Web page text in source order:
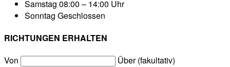
Samstag 08:00 – 14:00 Uhr
Sonntag Geschlossen
RICHTUNGEN ERHALTEN
Von
Über (fakultativ)